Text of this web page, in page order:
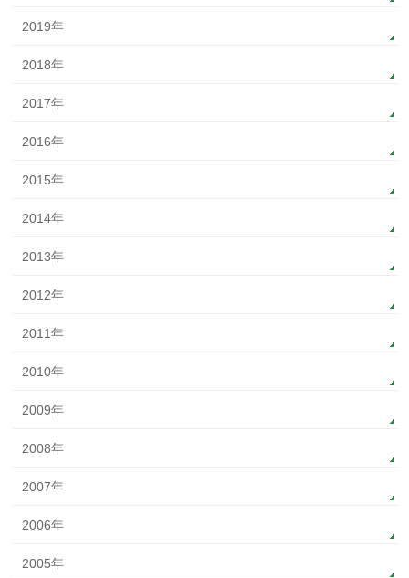
2019年
2018年
2017年
2016年
2015年
2014年
2013年
2012年
2011年
2010年
2009年
2008年
2007年
2006年
2005年